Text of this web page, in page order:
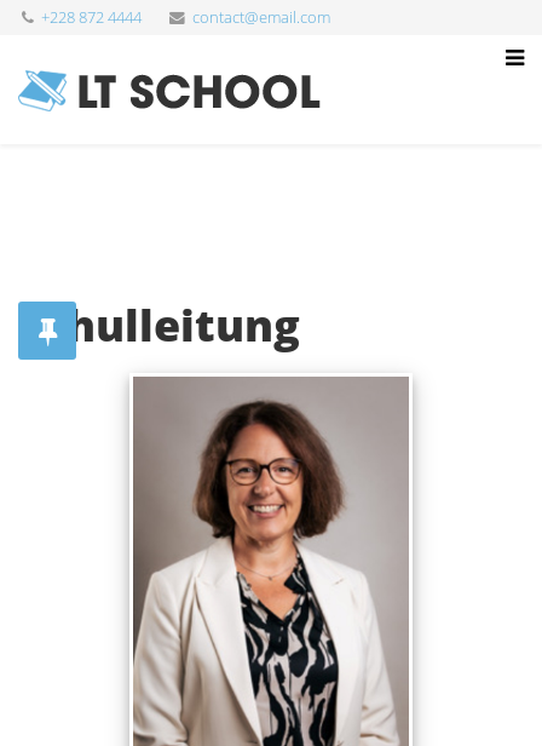
+228 872 4444 contact@email.com
Schulleitung